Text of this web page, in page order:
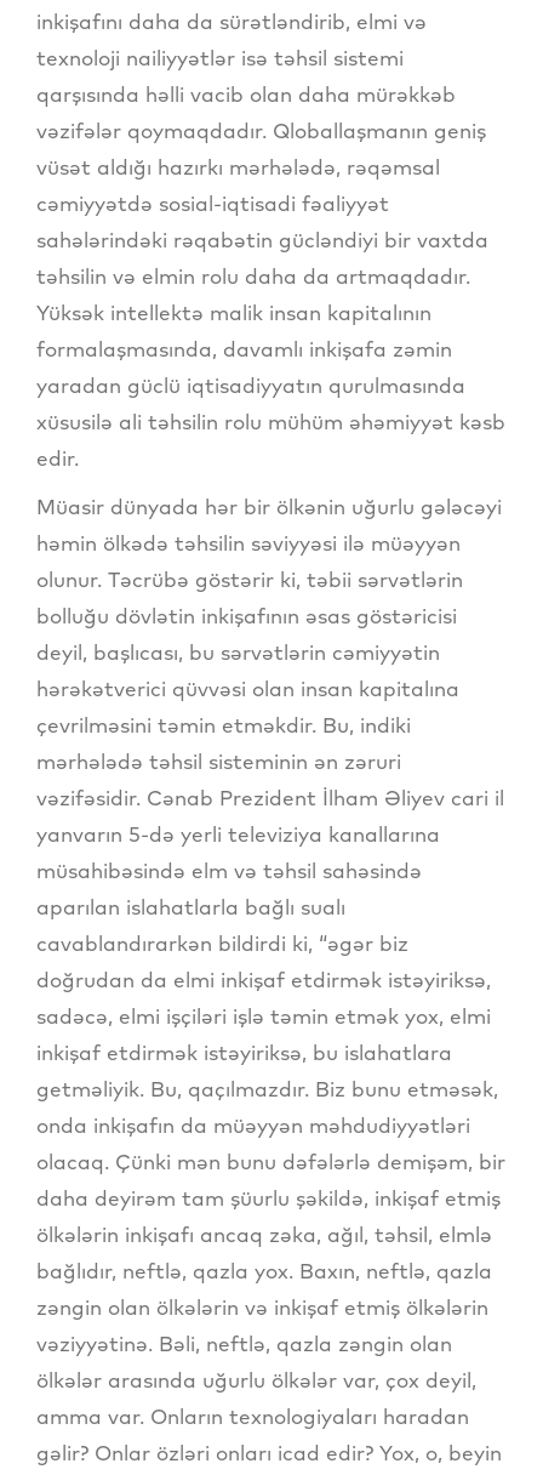
inkişafını daha da sürətləndirib, elmi və
texnoloji nailiyyətlər isə təhsil sistemi
qarşısında həlli vacib olan daha mürəkkəb
vəzifələr qoymaqdadır. Qloballaşmanın geniş
vüsət aldığı hazırkı mərhələdə, rəqəmsal
cəmiyyətdə sosial-iqtisadi fəaliyyət
sahələrindəki rəqabətin gücləndiyi bir vaxtda
təhsilin və elmin rolu daha da artmaqdadır.
Yüksək intellektə malik insan kapitalının
formalaşmasında, davamlı inkişafa zəmin
yaradan güclü iqtisadiyyatın qurulmasında
xüsusilə ali təhsilin rolu mühüm əhəmiyyət kəsb
edir.
Müasir dünyada hər bir ölkənin uğurlu gələcəyi
həmin ölkədə təhsilin səviyyəsi ilə müəyyən
olunur. Təcrübə göstərir ki, təbii sərvətlərin
bolluğu dövlətin inkişafının əsas göstəricisi
deyil, başlıcası, bu sərvətlərin cəmiyyətin
hərəkətverici qüvvəsi olan insan kapitalına
çevrilməsini təmin etməkdir. Bu, indiki
mərhələdə təhsil sisteminin ən zəruri
vəzifəsidir. Cənab Prezident İlham Əliyev cari il
yanvarın 5-də yerli televiziya kanallarına
müsahibəsində elm və təhsil sahəsində
aparılan islahatlarla bağlı sualı
cavablandırarkən bildirdi ki, “əgər biz
doğrudan da elmi inkişaf etdirmək istəyiriksə,
sadəcə, elmi işçiləri işlə təmin etmək yox, elmi
inkişaf etdirmək istəyiriksə, bu islahatlara
getməliyik. Bu, qaçılmazdır. Biz bunu etməsək,
onda inkişafın da müəyyən məhdudiyyətləri
olacaq. Çünki mən bunu dəfələrlə demişəm, bir
daha deyirəm tam şüurlu şəkildə, inkişaf etmiş
ölkələrin inkişafı ancaq zəka, ağıl, təhsil, elmlə
bağlıdır, neftlə, qazla yox. Baxın, neftlə, qazla
zəngin olan ölkələrin və inkişaf etmiş ölkələrin
vəziyyətinə. Bəli, neftlə, qazla zəngin olan
ölkələr arasında uğurlu ölkələr var, çox deyil,
amma var. Onların texnologiyaları haradan
gəlir? Onlar özləri onları icad edir? Yox, o, beyin